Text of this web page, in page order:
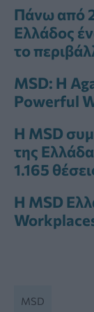
Πάνω από
Ελλάδος
το
MSD: Η
Powerful
Η MSD
της
1.165
Η MSD
MSD